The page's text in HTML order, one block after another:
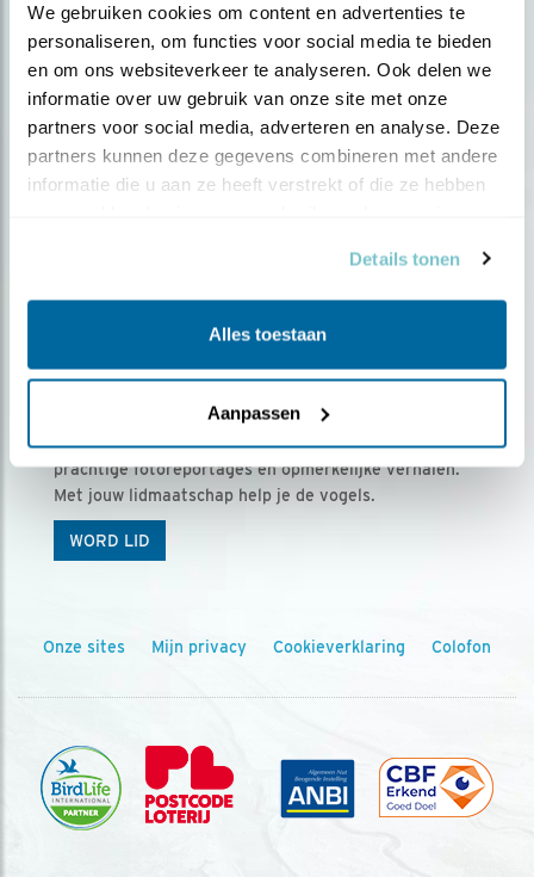
We gebruiken cookies om content en advertenties te
personaliseren, om functies voor social media te bieden
en om ons websiteverkeer te analyseren. Ook delen we
informatie over uw gebruik van onze site met onze
partners voor social media, adverteren en analyse. Deze
partners kunnen deze gegevens combineren met andere
informatie die u aan ze heeft verstrekt of die ze hebben
Details tonen
Alles toestaan
Aanpassen
Ontvang 5 x Vogels voor € 36,00 per jaar
Vogels is het tijdschrift voor onze leden, met
prachtige fotoreportages en opmerkelijke verhalen.
Met jouw lidmaatschap help je de vogels.
WORD LID
Onze sites Mijn privacy Cookieverklaring Colofon